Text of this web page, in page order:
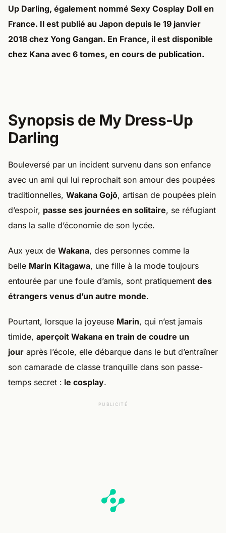
Up Darling, également nommé Sexy Cosplay Doll en
France. Il est publié au Japon depuis le 19 janvier
2018 chez Yong Gangan. En France, il est disponible
chez Kana avec 6 tomes, en cours de publication.
Synopsis de My Dress-Up
Darling
Bouleversé par un incident survenu dans son enfance
avec un ami qui lui reprochait son amour des poupées
traditionnelles, Wakana Gojō, artisan de poupées plein
d’espoir, passe ses journées en solitaire, se réfugiant
dans la salle d’économie de son lycée.
Aux yeux de Wakana, des personnes comme la
belle Marin Kitagawa, une fille à la mode toujours
entourée par une foule d’amis, sont pratiquement des
étrangers venus d’un autre monde.
Pourtant, lorsque la joyeuse Marin, qui n’est jamais
timide, aperçoit Wakana en train de coudre un
jour après l’école, elle débarque dans le but d’entraîner
son camarade de classe tranquille dans son passe-
temps secret : le cosplay.
PUBLICITÉ